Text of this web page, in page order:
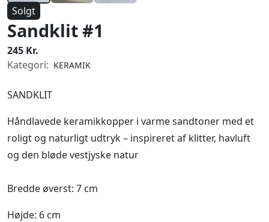
Solgt
Sandklit #1
245 Kr.
Kategori: KERAMIK
SANDKLIT
Håndlavede keramikkopper i varme sandtoner med et
roligt og naturligt udtryk – inspireret af klitter, havluft
og den bløde vestjyske natur
Bredde øverst: 7 cm
Højde: 6 cm